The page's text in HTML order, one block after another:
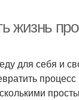
жизнь
для себя и